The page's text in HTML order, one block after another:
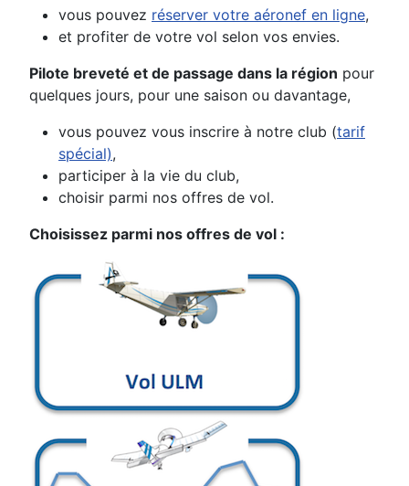
vous pouvez réserver votre aéronef en ligne,
et profiter de votre vol selon vos envies.
Pilote breveté et de passage dans la région pour
quelques jours, pour une saison ou davantage,
vous pouvez vous inscrire à notre club (tarif
spécial),
participer à la vie du club,
choisir parmi nos offres de vol.
Choisissez parmi nos offres de vol :